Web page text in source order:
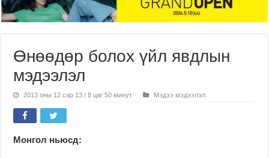
Өнөөдөр болох үйл явдлын
мэдээлэл
2013 оны 12 сар 13 / 8 цаг 50 минут Мэдээ мэдээлэл
Монгол ньюсд: